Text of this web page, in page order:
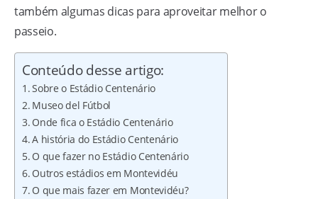
também algumas dicas para aproveitar melhor o
passeio.
Conteúdo desse artigo:
Sobre o Estádio Centenário
Museo del Fútbol
Onde fica o Estádio Centenário
A história do Estádio Centenário
O que fazer no Estádio Centenário
Outros estádios em Montevidéu
O que mais fazer em Montevidéu?